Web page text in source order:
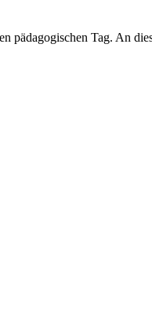
pädagogischen Tag. An